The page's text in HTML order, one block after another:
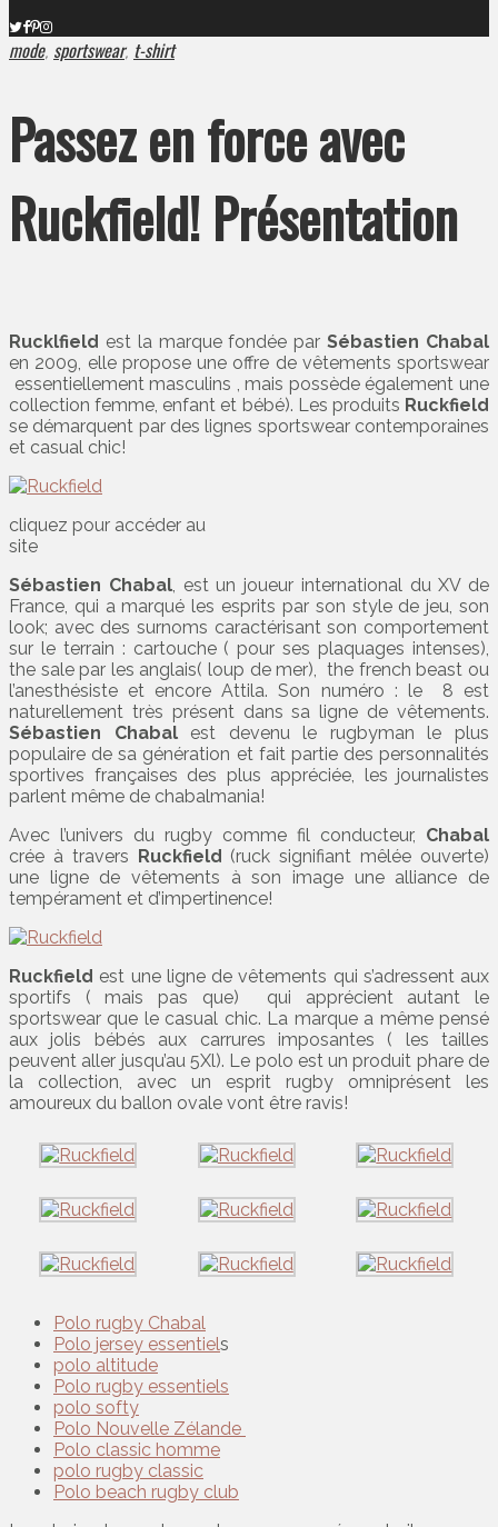
mode, sportswear, t-shirt
Passez en force avec
Ruckfield! Présentation
Rucklfield est la marque fondée parSébastien Chabal
en 2009, elle propose une offre de vêtements sportswear
essentiellement masculins , mais possède également une
collection femme, enfant et bébé). Les produits Ruckfield
se démarquent par des lignes sportswear contemporaines
et casual chic!
cliquez pour accéder au
site
Sébastien Chabal, est un joueur international du XV de
France, qui a marqué les esprits par son style de jeu, son
look; avec des surnoms caractérisant son comportement
sur le terrain : cartouche ( pour ses plaquages intenses),
the sale par les anglais( loup de mer), the french beast ou
l’anesthésiste et encore Attila. Son numéro : le 8 est
naturellement très présent dans sa ligne de vêtements.
Sébastien Chabalest devenu le rugbyman le plus
populaire de sa génération et fait partie des personnalités
sportives françaises des plus appréciée, les journalistes
parlent même de chabalmania!
Avec l’univers du rugby comme fil conducteur, Chabal
crée à travers
Ruckfield (ruck signifiant mêlée ouverte)
une ligne de vêtements à son image une alliance de
tempérament et d’impertinence!
Ruckfield est une ligne de vêtements qui s’adressent aux
sportifs ( mais pas que) qui apprécient autant le
sportswear que le casual chic. La marque a même pensé
aux jolis bébés aux carrures imposantes ( les tailles
peuvent aller jusqu’au 5Xl). Le polo est un produit phare de
la collection, avec un esprit rugby omniprésent les
amoureux du ballon ovale vont être ravis!
Polo rugby Chabal
Polo jersey essentiels
polo altitude
Polo rugby essentiels
polo softy
Polo Nouvelle Zélande
Polo classic homme
polo rugby classic
Polo beach rugby club